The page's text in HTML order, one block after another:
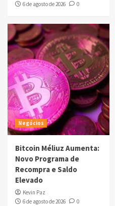
6 de agosto de 2026
0
Negócios
Bitcoin Méliuz Aumenta:
Novo Programa de
Recompra e Saldo
Elevado
Kevin Paz
6 de agosto de 2026
0